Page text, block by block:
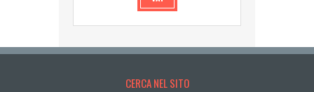
CERCA NEL SITO